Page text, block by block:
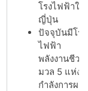
โรงไฟฟ้าใน
ญี่ปุ่น
ปัจจุบันมีโรง
ไฟฟ้า
พลังงานชีว
มวล 5 แห่ง
กำลังการผลิ